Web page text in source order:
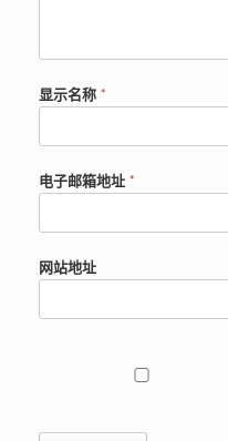
显示名称 *
电子邮箱地址 *
网站地址